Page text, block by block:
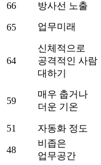
66
방사선 노출
65 업무미래
64
신체적으로
공격적인 사람
대하기
59
매우 춥거나
더운 기온
51
자동화 정도
48
비좁은
업무공간